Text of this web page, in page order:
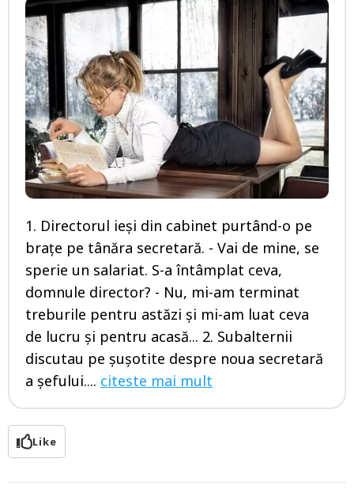
1. Directorul ieşi din cabinet purtând-o pe
braţe pe tânăra secretară. - Vai de mine, se
sperie un salariat. S-a întâmplat ceva,
domnule director? - Nu, mi-am terminat
treburile pentru astăzi şi mi-am luat ceva
de lucru şi pentru acasă... 2. Subalternii
discutau pe şuşotite despre noua secretară
a şefului.... citeste mai mult
Like